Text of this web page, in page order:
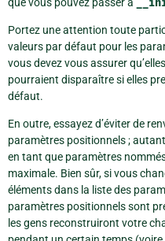
que vous pouvez passer à
Portez une attention toute
valeurs par défaut pour les
vous devez vous assurer
pourraient disparaître si elles
défaut.
En outre, essayez d’éviter de
paramètres positionnels ;
en tant que paramètres
maximale. Bien sûr, si vous
éléments dans la liste des
paramètres positionnels sont
les gens reconstruiront votre